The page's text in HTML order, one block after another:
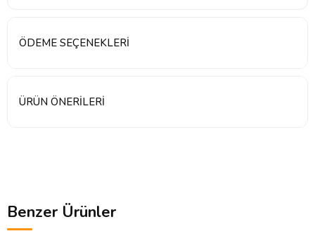
ÖDEME SEÇENEKLERI
ÜRÜN ÖNERILERI
Benzer Ürünler